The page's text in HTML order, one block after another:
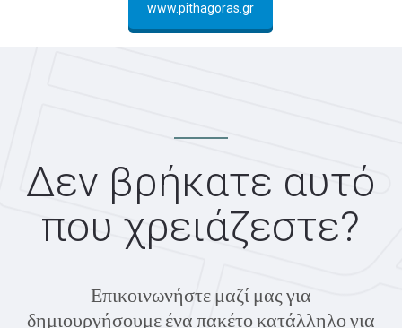
www.pithagoras.gr
Δεν βρήκατε αυτό
που χρειάζεστε?
Επικοινωνήστε μαζί μας για
δημιουργήσουμε ένα πακέτο κατάλληλο για